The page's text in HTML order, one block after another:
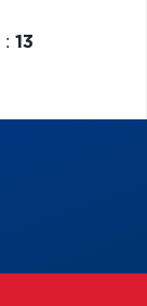
: 13